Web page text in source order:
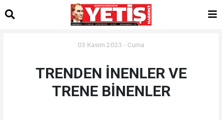
03 Kasım 2023 - Cuma
TRENDEN İNENLER VE
TRENE BİNENLER